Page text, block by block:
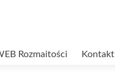
Rozmaitości Kontakt